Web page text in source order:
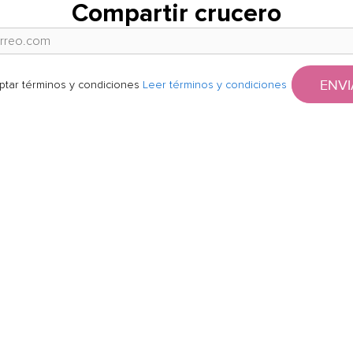
Compartir crucero
términos y condiciones Leer términos y condiciones